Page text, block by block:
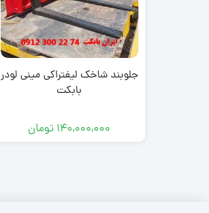
جلوبند شاخک لیفتراکی مینی لودر
بابکت
140,000,000 تومان